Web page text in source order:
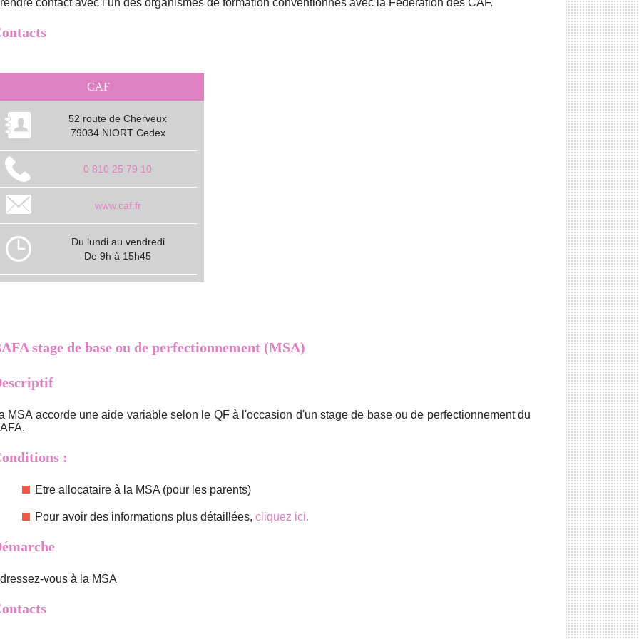
contact avec l’un des organismes de formation conventionnés avec la Fédération des CAF.
CAF
52 route de Cherveux
79034 NIORT Cedex
0 810 25 79 10
www.caf.fr
Du lundi au vendredi
De 9h à 15h45
stage de base ou de perfectionnement (MSA)
MSA accorde une aide variable selon le QF à l'occasion d'un stage de base ou de perfectionnement du
:
Etre allocataire à la MSA (pour les parents)
Pour avoir des informations plus détaillées, cliquez ici.
vous à la MSA